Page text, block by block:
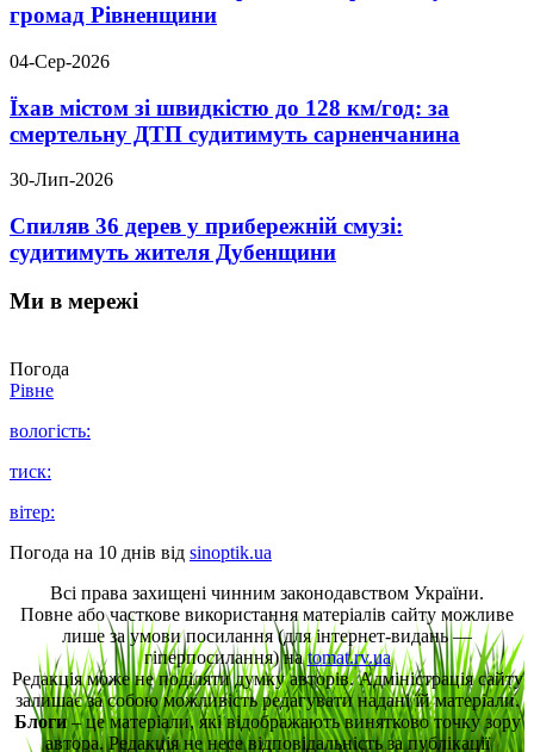
громад Рівненщини
04-Сер-2026
Їхав містом зі швидкістю до 128 км/год: за
смертельну ДТП судитимуть сарненчанина
30-Лип-2026
Спиляв 36 дерев у прибережній смузі:
судитимуть жителя Дубенщини
Ми в мережі
Погода
Рівне
вологість:
тиск:
вітер:
Погода на 10 днів від sinoptik.ua
Всі права захищені чинним законодавством України.
Повне або часткове використання матеріалів сайту можливе
лише за умови посилання (для інтернет-видань —
гіперпосилання) наtomat.rv.ua
Редакція може не поділяти думку авторів. Адміністрація сайту
залишає за собою можливість редагувати надані їй матеріали.
Блоги– це матеріали, які відображають винятково точку зору
автора. Редакція не несе відповідальність за публікації